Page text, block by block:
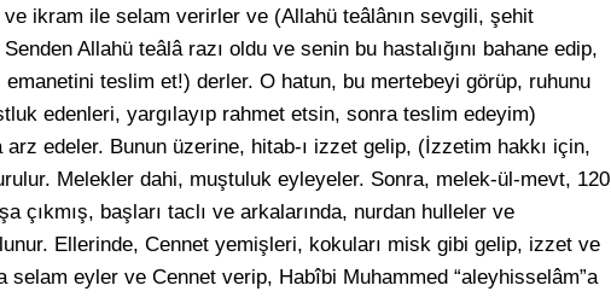
ikram ile selam verirler ve (Allahü teâlânın sevgili, şehit
Allahü teâlâ razı oldu ve senin bu hastalığını bahane edip,
emanetini teslim et!) derler. O hatun, bu mertebeyi görüp, ruhunu
edenleri, yargılayıp rahmet etsin, sonra teslim edeyim)
edeler. Bunun üzerine, hitab-ı izzet gelip, (İzzetim hakkı için,
Melekler dahi, muştuluk eyleyeler. Sonra, melek-ül-mevt, 120
çıkmış, başları taclı ve arkalarında, nurdan hulleler ve
Ellerinde, Cennet yemişleri, kokuları misk gibi gelip, izzet ve
eyler ve Cennet verip, Habîbi Muhammed “aleyhisselâm”a